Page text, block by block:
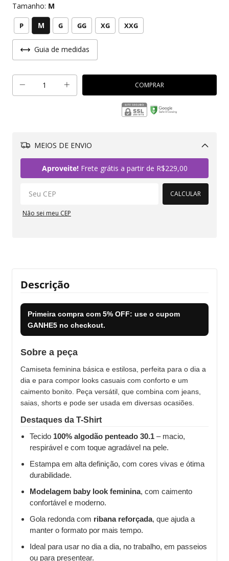
Tamanho: M
P M G GG XG XXG
Guia de medidas
MEIOS DE ENVIO
Aproveite!Frete grátis a partir de R$229,00
CALCULAR
Não sei meu CEP
Descrição
Primeira compra com 5% OFF: use o cupom
GANHE5 no checkout.
Sobre a peça
Camiseta feminina básica e estilosa, perfeita para o dia a
dia e para compor looks casuais com conforto e um
caimento bonito. Peça versátil, que combina com jeans,
saias, shorts e pode ser usada em diversas ocasiões.
Destaques da T-Shirt
Tecido 100% algodão penteado 30.1 – macio,
respirável e com toque agradável na pele.
Estampa em alta definição, com cores vivas e ótima
durabilidade.
Modelagem baby look feminina, com caimento
confortável e moderno.
Gola redonda com ribana reforçada, que ajuda a
manter o formato por mais tempo.
Ideal para usar no dia a dia, no trabalho, em passeios
ou para presentear.